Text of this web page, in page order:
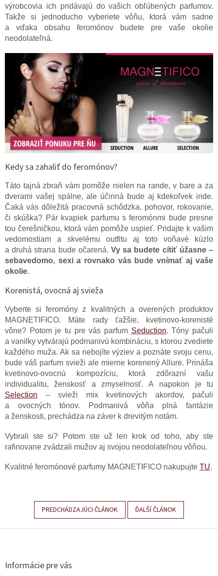
výrobcovia ich pridávajú do vašich obľúbených parfumov.
Takže si jednoducho vyberiete vôňu, ktorá vám sadne
a vďaka obsahu feromónov budete pre vaše okolie
neodolateľná.
Kedy sa zahaliť do feromónov?
Táto tajná zbraň vám pomôže nielen na rande, v bare a za
dverami vašej spálne, ale účinná bude aj kdekoľvek inde.
Čaká vás dôležitá pracovná schôdzka, pohovor, rokovanie,
či skúška? Pár kvapiek parfumu s feromónmi bude presne
tou čerešničkou, ktorá vám pomôže uspieť. Pridajte k vašim
vedomostiam a skvelému outfitu aj toto voňavé kúzlo
a druhá strana bude očarená. Vy sa budete cítiť úžasne –
sebavedomo, sexi a rovnako vás bude vnímať aj vaše
okolie.
Korenistá, ovocná aj svieža
Vyberte si feromóny z kvalitných a overených produktov
MAGNETIFICO. Máte rady ťažšie, kvetinovo-korenisté
vône? Potom je tu pre vás parfum Seduction. Tóny pačuli
a vanilky vytvárajú podmanivú kombináciu, s ktorou zvediete
každého muža. Ak sa nebojíte výziev a poznáte svoju cenu,
bude váš parfum svieži ale mierne korenený Allure. Prináša
kvetinovo-ovocnú kompozíciu, ktorá zdôrazní vašu
individualitu, ženskosť a zmyselnosť. A napokon je tu
Selection – svieži mix kvetinových akordov, pačuli
a ovocných tónov. Podmanivá vôňa plná fantázie
a ženskosti, prechádza na záver k drevitým notám.
Vybrali ste si? Potom ste už len krok od toho, aby ste
rafinovane zvádzali mužov aj svojou neodolateľnou vôňou.
Kvalitné feromónové parfumy MAGNETIFICO nakupujte TU.
PREDCHÁDZAJÚCI ČLÁNOK ĎALŠÍ ČLÁNOK
Z
Informácie pre vás